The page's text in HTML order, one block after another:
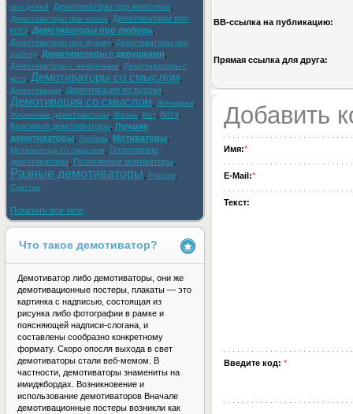
BB-cсылка на публикацию:
Прямая ссылка для друга:
Добавить
Имя:*
E-Mail:*
Текст:
Введите код: *
про детей
Демотиваторы про животных
Демотиваторы про жизнь
Демотиваторы про
котэ
Демотиваторы про любовь
Демотиваторы про музыку
Демотиваторы про
работу
Демотиваторы с девушками
Демотиваторы с животными
Демотиваторы с
котэ
Демотиваторы со смыслом
Демотивация Демотивация по русски
Демотивация со смыслом Женщина
Жизненые демотиваторы Жизнь Кот Котэ
Красивые демотиваторы Лучшие
демотиваторы
Любовь Мотиваторы
Мотиваторы со смыслом
Позитивные
демотиваторы
Позитивные мотиваторы
Разные демотиваторы Россия
Счастье
Показать все теги
Что такое демотиватор?
Демотиватор либо демотиваторы, они же
демотивационные постеры, плакаты — это
картинка с надписью, состоящая из
рисунка либо фотографии в рамке и
поясняющей надписи-слогана, и
составлены сообразно конкретному
формату. Скоро опосля выхода в свет
демотиваторы стали веб-мемом. В
частности, демотиваторы знамениты на
имиджбордах. Возникновение и
использование демотиваторов Вначале
демотивационные постеры возникли как